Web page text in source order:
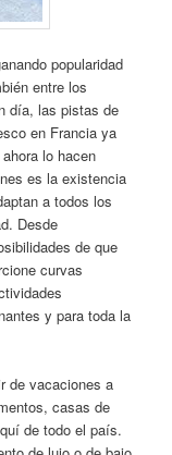
popularidad
entre los
día, las pistas de
en Francia ya
lo hacen
es la existencia
a todos los
Desde
de que
curvas
y para toda la
de vacaciones a
casas de
de todo el país.